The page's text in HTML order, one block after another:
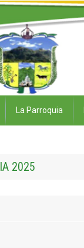
La Parroquia
2025